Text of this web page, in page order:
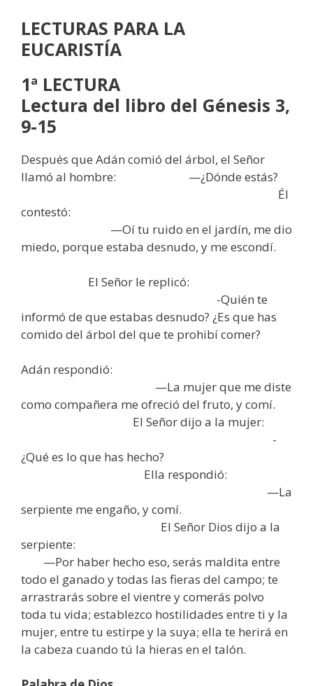
LECTURAS PARA LA
EUCARISTÍA
1ª LECTURA
Lectura del libro del Génesis 3,
9-15
Después que Adán comió del árbol, el Señor
llamó al hombre: —¿Dónde estás?
Él
contestó:
—Oí tu ruido en el jardín, me dio
miedo, porque estaba desnudo, y me escondí.
El Señor le replicó:
-Quién te
informó de que estabas desnudo? ¿Es que has
comido del árbol del que te prohibí comer?
Adán respondió:
—La mujer que me diste
como compañera me ofreció del fruto, y comí.
El Señor dijo a la mujer:
-
¿Qué es lo que has hecho?
Ella respondió:
—La
serpiente me engaño, y comí.
El Señor Dios dijo a la
serpiente:
—Por haber hecho eso, serás maldita entre
todo el ganado y todas las fieras del campo; te
arrastrarás sobre el vientre y comerás polvo
toda tu vida; establezco hostilidades entre ti y la
mujer, entre tu estirpe y la suya; ella te herirá en
la cabeza cuando tú la hieras en el talón.